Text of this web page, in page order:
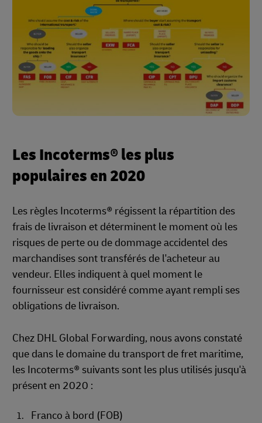
Les Incoterms® les plus
populaires en 2020
Les règles Incoterms® régissent la répartition des
frais de livraison et déterminent le moment où les
risques de perte ou de dommage accidentel des
marchandises sont transférés de l'acheteur au
vendeur. Elles indiquent à quel moment le
fournisseur est considéré comme ayant rempli ses
obligations de livraison.
Chez DHL Global Forwarding, nous avons constaté
que dans le domaine du transport de fret maritime,
les Incoterms® suivants sont les plus utilisés jusqu'à
présent en 2020 :
Franco à bord (FOB)